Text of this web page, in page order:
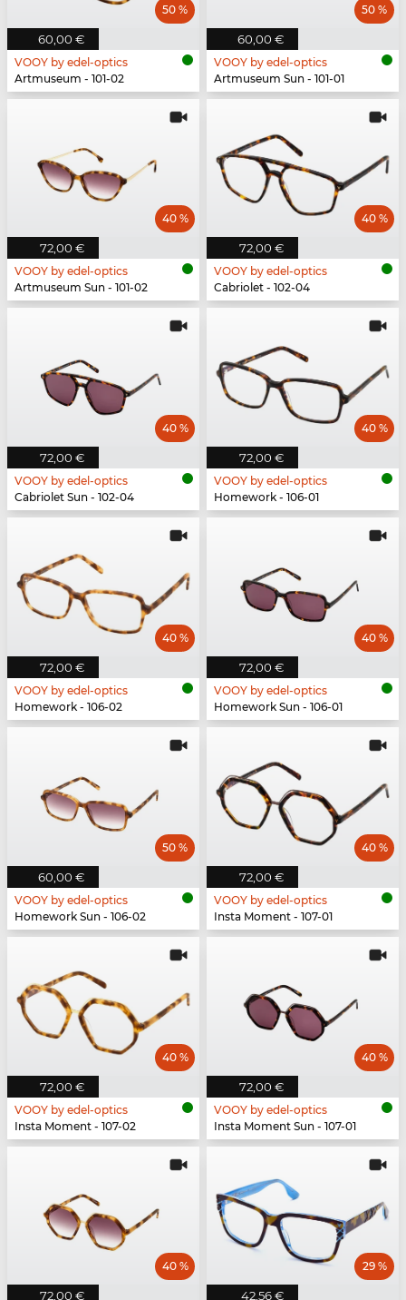
60,00 €
50 %
VOOY by edel-optics
Artmuseum - 101-02
60,00 €
50 %
VOOY by edel-optics
Artmuseum Sun - 101-01
72,00 €
40 %
VOOY by edel-optics
Artmuseum Sun - 101-02
72,00 €
40 %
VOOY by edel-optics
Cabriolet - 102-04
72,00 €
40 %
VOOY by edel-optics
Cabriolet Sun - 102-04
72,00 €
40 %
VOOY by edel-optics
Homework - 106-01
72,00 €
40 %
VOOY by edel-optics
Homework - 106-02
72,00 €
40 %
VOOY by edel-optics
Homework Sun - 106-01
60,00 €
50 %
VOOY by edel-optics
Homework Sun - 106-02
72,00 €
40 %
VOOY by edel-optics
Insta Moment - 107-01
72,00 €
40 %
VOOY by edel-optics
Insta Moment - 107-02
72,00 €
40 %
VOOY by edel-optics
Insta Moment Sun - 107-01
72,00 €
40 %
42,56 €
29 %